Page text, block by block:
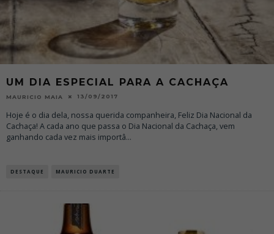
UM DIA ESPECIAL PARA A CACHAÇA
MAURICIO MAIA 13/09/2017
Hoje é o dia dela, nossa querida companheira, Feliz Dia Nacional da
Cachaça! A cada ano que passa o Dia Nacional da Cachaça, vem
ganhando cada vez mais importâ...
DESTAQUE MAURICIO DUARTE